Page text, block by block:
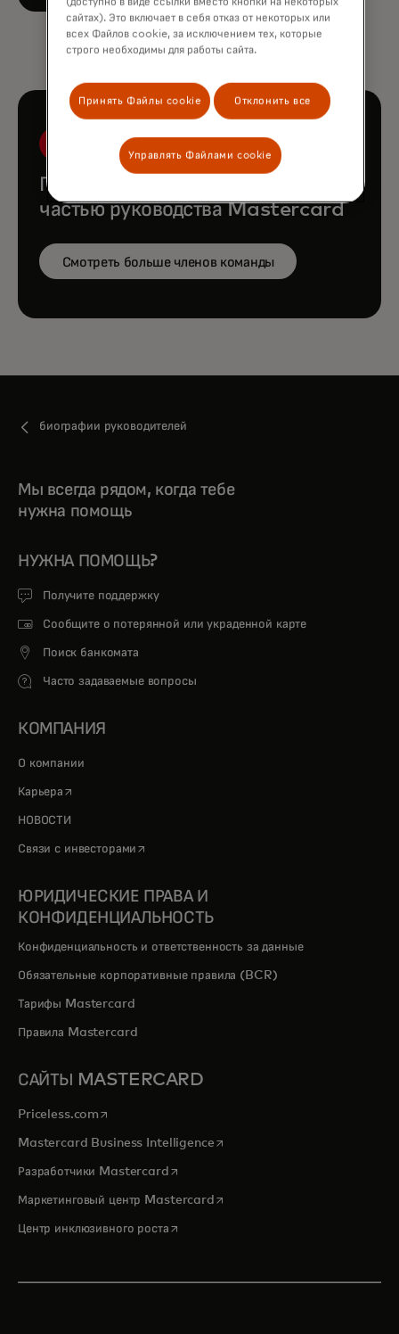
Познакомьтесь с остальной
частью руководства Mastercard
Смотреть больше членов команды
биографии руководителей
Мы всегда рядом, когда тебе
нужна помощь
НУЖНА ПОМОЩЬ?
Получите поддержку
Сообщите о потерянной или украденной карте
Поиск банкомата
Часто задаваемые вопросы
КОМПАНИЯ
О компании
Карьера opens in a new tab
НОВОСТИ
Связи с инвесторами opens in a new tab
ЮРИДИЧЕСКИЕ ПРАВА И
КОНФИДЕНЦИАЛЬНОСТЬ
Конфиденциальность и ответственность за данные
Обязательные корпоративные правила (BCR)
Тарифы Mastercard
Правила Mastercard
САЙТЫ MASTERCARD
Priceless.com opens in a new tab
Mastercard Business Intelligenceopens in a new tab
Разработчики Mastercardopens in a new tab
Маркетинговый центр Mastercardopens in a new tab
Центр инклюзивного ростаopens in a new tab
(доступно в виде ссылки вместо кнопки на некоторых
сайтах). Это включает в себя отказ от некоторых или
всех Файлов cookie, за исключением тех, которые
строго необходимы для работы сайта.
Принять Файлы cookie Отклонить все
Управлять Файлами cookie